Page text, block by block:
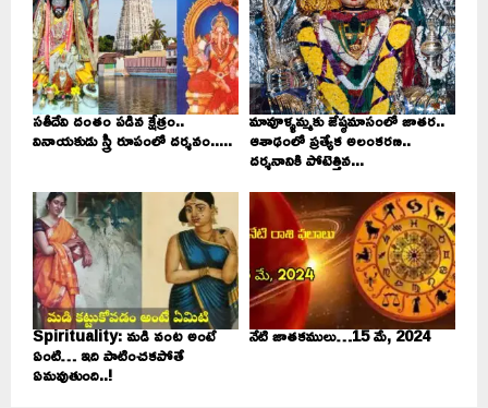
సతీదేవి దంతం పడిన క్షేత్రం..
వినాయకుడు స్త్రీ రూపంలో దర్శనం.....
మావూళ్ళమ్మకు జేష్ఠమాసంలో జాతర..
ఆశాఢంలో ప్రత్యేక అలంకరణ..
దర్శనానికి పోటెత్తిన...
Spirituality: మడి వంట అంటే
ఏంటి… ఇది పాటించకపోతే
ఏమవుతుంది..!
నేటి జాతకములు…15 మే, 2024